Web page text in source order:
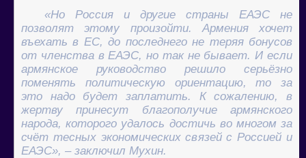
«Но Россия и другие страны ЕАЭС не
позволят этому произойти. Армения хочет
въехать в ЕС, до последнего не теряя бонусов
от членства в ЕАЭС, но так не бывает. И если
армянское руководство решило серьёзно
поменять политическую ориентацию, то за
это надо будет заплатить. К сожалению, в
жертву принесут благополучие армянского
народа, которого удалось достичь во многом за
счёт тесных экономических связей с Россией и
ЕАЭС», – заключил Мухин.